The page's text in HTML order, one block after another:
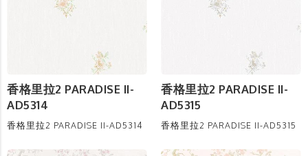
香格里拉2 PARADISE II-
AD5314
香格里拉2 PARADISE II-AD5314
香格里拉2 PARADISE II-
AD5315
香格里拉2 PARADISE II-AD5315